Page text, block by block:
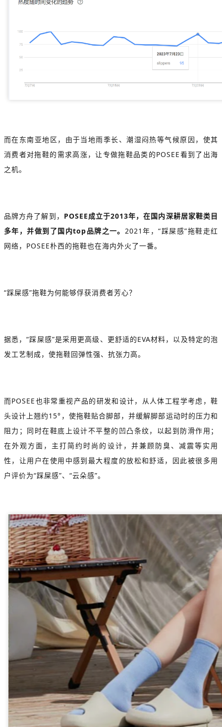
而在东南亚地区，由于当地雨季长、潮湿闷热等气候原因，使其
消费者对拖鞋的需求高涨，让专做拖鞋品类的POSEE看到了出海
之机。
品牌方舟了解到， POSEE成立于2013年，在国内深耕居家鞋类目
多年，并做到了国内top品牌之一。 2021年，“踩屎感”拖鞋走红
网络，POSEE朴西的拖鞋也在海内外火了一番。
“踩屎感”拖鞋为何能够俘获消费者芳心？
据悉，“踩屎感”是采用更高级、更舒适的EVA材料，以及特定的泡
发工艺制成，使拖鞋回弹性强、抗张力高。
而POSEE也非常重视产品的研发和设计，从人体工程学考虑，鞋
头设计上翘约15°，使拖鞋贴合脚部，并缓解脚部运动时的压力和
阻力；同时在鞋底上设计不平整的凹凸条纹，以起到防滑作用；
在外观方面，主打简约时尚的设计，并兼顾防臭、减震等实用
性，让用户在使用中感到最大程度的放松和舒适，因此被很多用
户评价为“踩屎感”、“云朵感”。